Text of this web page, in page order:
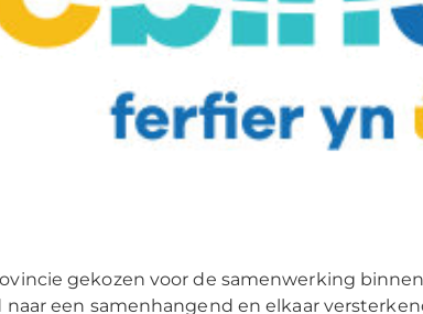
gekozen voor de samenwerking
een samenhangend en elkaar